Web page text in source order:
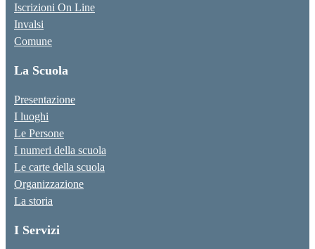
Iscrizioni On Line
Invalsi
Comune
La Scuola
Presentazione
I luoghi
Le Persone
I numeri della scuola
Le carte della scuola
Organizzazione
La storia
I Servizi